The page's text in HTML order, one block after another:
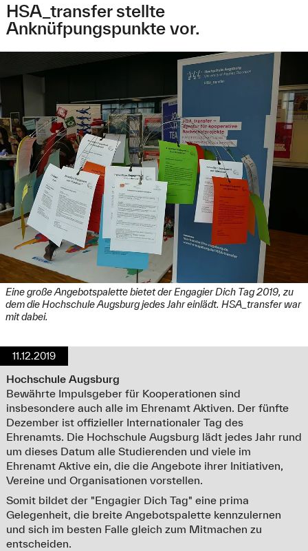
HSA_transfer stellte
Anknüfpungspunkte vor.
Eine große Angebotspalette bietet der Engagier Dich Tag 2019, zu
dem die Hochschule Augsburg jedes Jahr einlädt. HSA_transfer war
mit dabei.
11.12.2019
Hochschule Augsburg
Bewährte Impulsgeber für Kooperationen sind
insbesondere auch alle im Ehrenamt Aktiven. Der fünfte
Dezember ist offizieller Internationaler Tag des
Ehrenamts. Die Hochschule Augsburg lädt jedes Jahr rund
um dieses Datum alle Studierenden und viele im
Ehrenamt Aktive ein, die die Angebote ihrer Initiativen,
Vereine und Organisationen vorstellen.
Somit bildet der "Engagier Dich Tag" eine prima
Gelegenheit, die breite Angebotspalette kennzulernen
und sich im besten Falle gleich zum Mitmachen zu
entscheiden.